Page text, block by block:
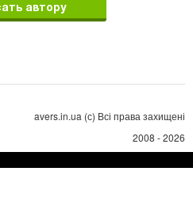
автору
avers.in.ua (с) Всі права захищені
2008 - 2026